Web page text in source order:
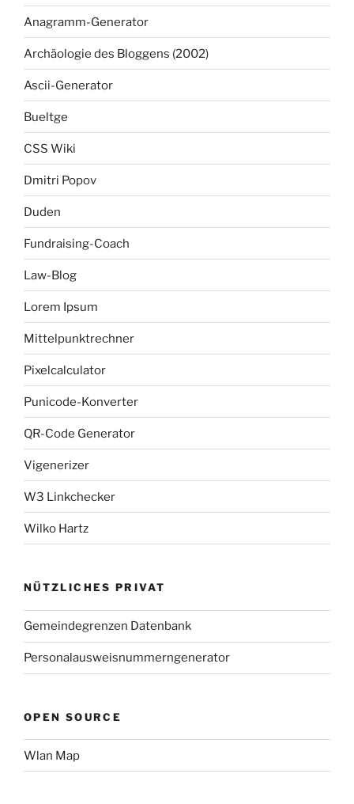
Anagramm-Generator
Archäologie des Bloggens (2002)
Ascii-Generator
Bueltge
CSS Wiki
Dmitri Popov
Duden
Fundraising-Coach
Law-Blog
Lorem Ipsum
Mittelpunktrechner
Pixelcalculator
Punicode-Konverter
QR-Code Generator
Vigenerizer
W3 Linkchecker
Wilko Hartz
NÜTZLICHES PRIVAT
Gemeindegrenzen Datenbank
Personalausweisnummerngenerator
OPEN SOURCE
Wlan Map